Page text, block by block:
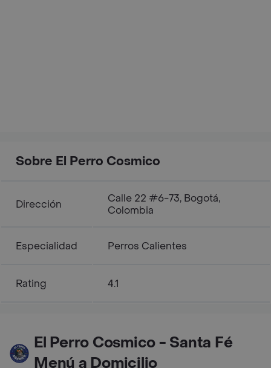
Sobre El Perro Cosmico
Dirección
Calle 22 #6-73, Bogotá,
Colombia
Especialidad Perros Calientes
Rating 4.1
El Perro Cosmico - Santa Fé
Menú a Domicilio